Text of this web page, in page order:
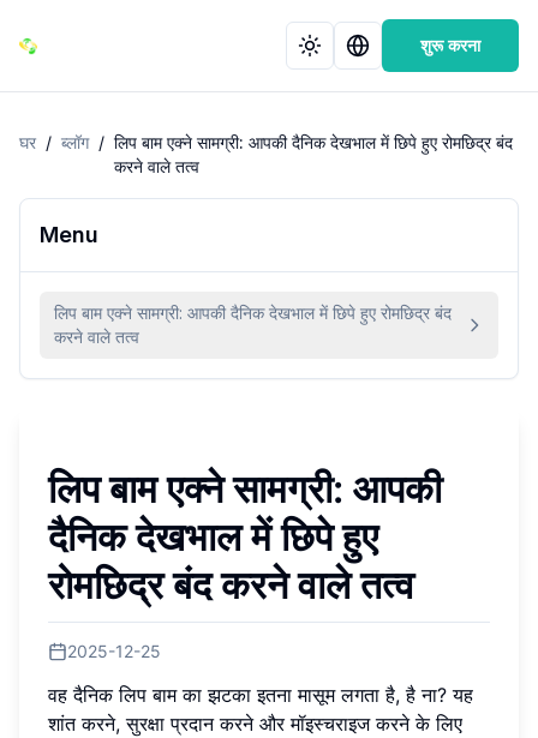
शुरू करना
घर / ब्लॉग / लिप बाम एक्ने सामग्री: आपकी दैनिक देखभाल में छिपे हुए रोमछिद्र बंद
करने वाले तत्व
Menu
लिप बाम एक्ने सामग्री: आपकी दैनिक देखभाल में छिपे हुए रोमछिद्र बंद
करने वाले तत्व
लिप बाम एक्ने सामग्री: आपकी
दैनिक देखभाल में छिपे हुए
रोमछिद्र बंद करने वाले तत्व
2025-12-25
वह दैनिक लिप बाम का झटका इतना मासूम लगता है, है ना? यह
शांत करने, सुरक्षा प्रदान करने और मॉइस्चराइज करने के लिए